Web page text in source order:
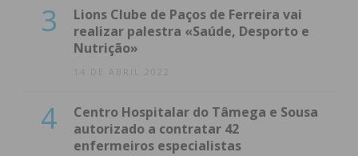
3
Lions Clube de Paços de Ferreira vai
realizar palestra «Saúde, Desporto e
Nutrição»
14 DE ABRIL 2022
4
Centro Hospitalar do Tâmega e Sousa
autorizado a contratar 42
enfermeiros especialistas